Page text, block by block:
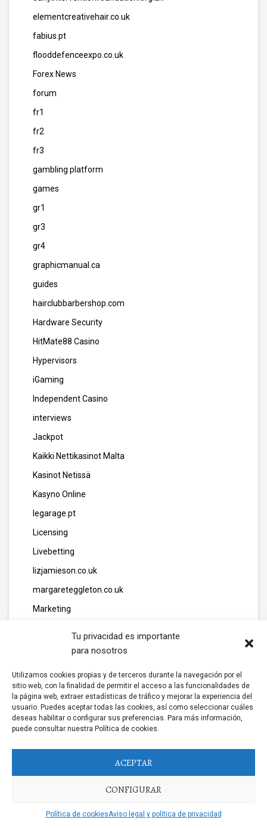
Tu privacidad es importante
para nosotros
Utilizamos cookies propias y de terceros durante la navegación por el
sitio web, con la finalidad de permitir el acceso a las funcionalidades de
la página web, extraer estadísticas de tráfico y mejorar la experiencia del
usuario. Puedes aceptar todas las cookies, así como seleccionar cuáles
deseas habilitar o configurar sus preferencias. Para más información,
puede consultar nuestra Política de cookies.
ACEPTAR
CONFIGURAR
Política de cookiesAviso legal y política de privacidad
elementcreativehair.co.uk
fabius.pt
flooddefenceexpo.co.uk
Forex News
forum
fr1
fr2
fr3
gambling platform
games
gr1
gr3
gr4
graphicmanual.ca
guides
hairclubbarbershop.com
Hardware Security
HitMate88 Casino
Hypervisors
iGaming
Independent Casino
interviews
Jackpot
Kaikki Nettikasinot Malta
Kasinot Netissä
Kasyno Online
legarage.pt
Licensing
Livebetting
lizjamieson.co.uk
margareteggleton.co.uk
Marketing
Mobile Casino
mondaysplantcafe.com
motolandim.pt
Nettikasino Ilman Kierrätystä
new casino gamstop